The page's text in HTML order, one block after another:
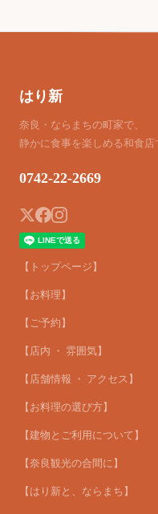
はり新
奈良・ならまちの町家で、
静かに食事を楽しめる和食店
0742-22-2669
【トップページ】
【お料理】
【ご予約】
【店内 ・ 雰囲気】
【店舗情報 ・ アクセス】
【お料理の選び方】
【建物とご利用について】
【奈良観光の合間に】
【はり新と、ならまち】